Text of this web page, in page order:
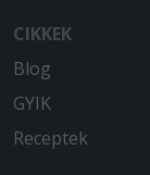
A
sok, a
28 cm
CIKKEK
Blog
GYIK
Receptek